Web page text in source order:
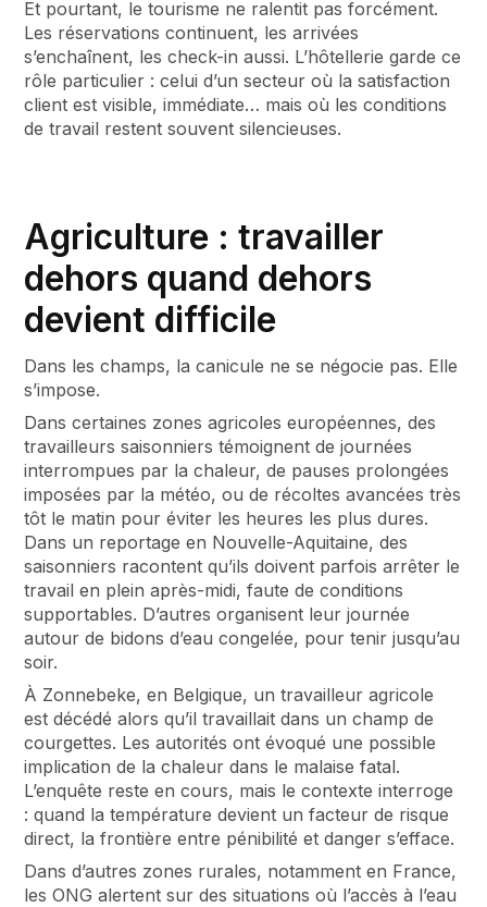
Et pourtant, le tourisme ne ralentit pas forcément.
Les réservations continuent, les arrivées
s’enchaînent, les check-in aussi. L’hôtellerie garde ce
rôle particulier : celui d’un secteur où la satisfaction
client est visible, immédiate… mais où les conditions
de travail restent souvent silencieuses.
Agriculture : travailler
dehors quand dehors
devient difficile
Dans les champs, la canicule ne se négocie pas. Elle
s’impose.
Dans certaines zones agricoles européennes, des
travailleurs saisonniers témoignent de journées
interrompues par la chaleur, de pauses prolongées
imposées par la météo, ou de récoltes avancées très
tôt le matin pour éviter les heures les plus dures.
Dans un reportage en Nouvelle-Aquitaine, des
saisonniers racontent qu’ils doivent parfois arrêter le
travail en plein après-midi, faute de conditions
supportables. D’autres organisent leur journée
autour de bidons d’eau congelée, pour tenir jusqu’au
soir.
À Zonnebeke, en Belgique, un travailleur agricole
est décédé alors qu’il travaillait dans un champ de
courgettes. Les autorités ont évoqué une possible
implication de la chaleur dans le malaise fatal.
L’enquête reste en cours, mais le contexte interroge
: quand la température devient un facteur de risque
direct, la frontière entre pénibilité et danger s’efface.
Dans d’autres zones rurales, notamment en France,
les ONG alertent sur des situations où l’accès à l’eau